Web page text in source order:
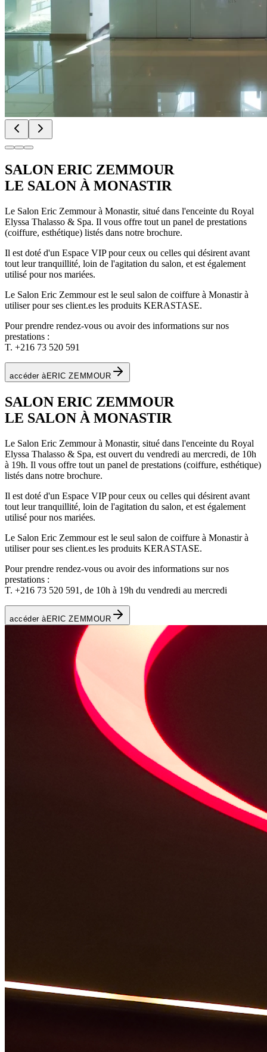
SALON ERIC ZEMMOUR
LE SALON À MONASTIR
Le Salon Eric Zemmour à Monastir, situé dans l'enceinte du Royal
Elyssa Thalasso & Spa. Il vous offre tout un panel de prestations
(coiffure, esthétique) listés dans notre brochure.
Il est doté d'un Espace VIP pour ceux ou celles qui désirent avant
tout leur tranquillité, loin de l'agitation du salon, et est également
utilisé pour nos mariées.
Le Salon Eric Zemmour est le seul salon de coiffure à Monastir à
utiliser pour ses client.es les produits KERASTASE.
Pour prendre rendez-vous ou avoir des informations sur nos
prestations :
T. +216 73 520 591
accéder àERIC ZEMMOUR
SALON ERIC ZEMMOUR
LE SALON À MONASTIR
Le Salon Eric Zemmour à Monastir, situé dans l'enceinte du Royal
Elyssa Thalasso & Spa, est ouvert du vendredi au mercredi, de 10h
à 19h. Il vous offre tout un panel de prestations (coiffure, esthétique)
listés dans notre brochure.
Il est doté d'un Espace VIP pour ceux ou celles qui désirent avant
tout leur tranquillité, loin de l'agitation du salon, et est également
utilisé pour nos mariées.
Le Salon Eric Zemmour est le seul salon de coiffure à Monastir à
utiliser pour ses client.es les produits KERASTASE.
Pour prendre rendez-vous ou avoir des informations sur nos
prestations :
T. +216 73 520 591, de 10h à 19h du vendredi au mercredi
accéder à ERIC ZEMMOUR